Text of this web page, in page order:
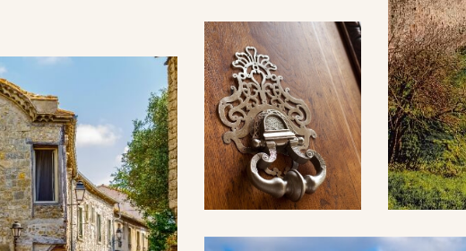
04 48 49 01 00, nos équipes sont
Terrasse
FILTRER PAR
Exclusivités
RECHERCHER